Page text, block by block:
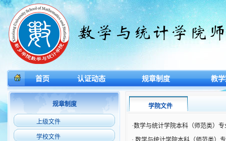
首页 认证动态 规章制度 教
规章制度
上级文件
学校文件
学院文件
·数学与统计学院本科（师范类）